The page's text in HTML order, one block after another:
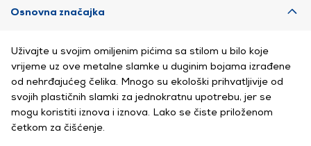
Osnovna značajka
Uživajte u svojim omiljenim pićima sa stilom u bilo koje
vrijeme uz ove metalne slamke u duginim bojama izrađene
od nehrđajućeg čelika. Mnogo su ekološki prihvatljivije od
svojih plastičnih slamki za jednokratnu upotrebu, jer se
mogu koristiti iznova i iznova. Lako se čiste priloženom
četkom za čišćenje.